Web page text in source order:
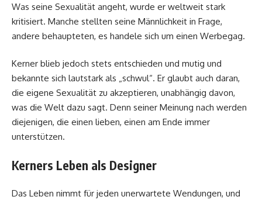
Was seine Sexualität angeht, wurde er weltweit stark
kritisiert. Manche stellten seine Männlichkeit in Frage,
andere behaupteten, es handele sich um einen Werbegag.
Kerner blieb jedoch stets entschieden und mutig und
bekannte sich lautstark als „schwul“. Er glaubt auch daran,
die eigene Sexualität zu akzeptieren, unabhängig davon,
was die Welt dazu sagt. Denn seiner Meinung nach werden
diejenigen, die einen lieben, einen am Ende immer
unterstützen.
Kerners Leben als Designer
Das Leben nimmt für jeden unerwartete Wendungen, und